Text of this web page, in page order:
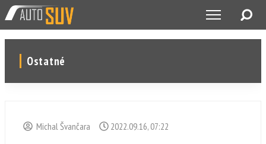
Ostatné
Michal Švančara 2022.09.16, 07:22